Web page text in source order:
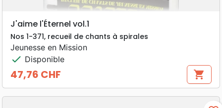
J'aime l'Éternel vol.1
Nos 1-371, recueil de chants à spirales
Jeunesse en Mission
check Disponible
Prix
47,76 CHF shopping_cart